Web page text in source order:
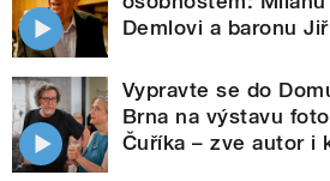
Demlovi a baronu
Vypravte se do
Brna na výstavu
Čuříka – zve autor i